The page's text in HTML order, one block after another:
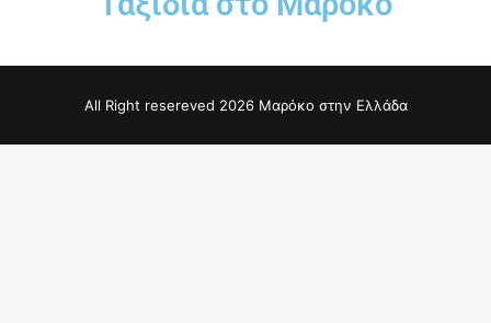
All Right resereved 2026 Μαρόκο στην Ελλάδα